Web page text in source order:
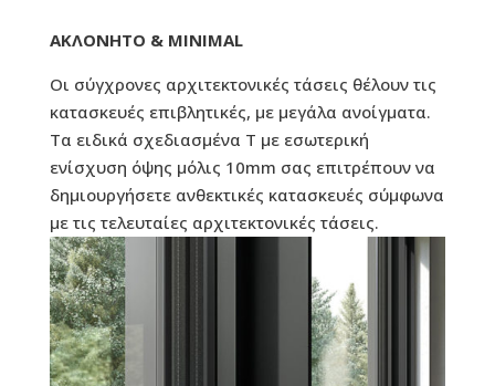
ΑΚΛΟΝΗΤΟ & MINIMAL
Οι σύγχρονες αρχιτεκτονικές τάσεις θέλουν τις
κατασκευές επιβλητικές, με μεγάλα ανοίγματα.
Τα ειδικά σχεδιασμένα Τ με εσωτερική
ενίσχυση όψης μόλις 10mm σας επιτρέπουν να
δημιουργήσετε ανθεκτικές κατασκευές σύμφωνα
με τις τελευταίες αρχιτεκτονικές τάσεις.